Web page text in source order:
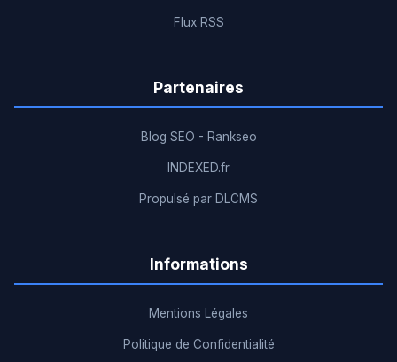
Flux RSS
Partenaires
Blog SEO - Rankseo
INDEXED.fr
Propulsé par DLCMS
Informations
Mentions Légales
Politique de Confidentialité